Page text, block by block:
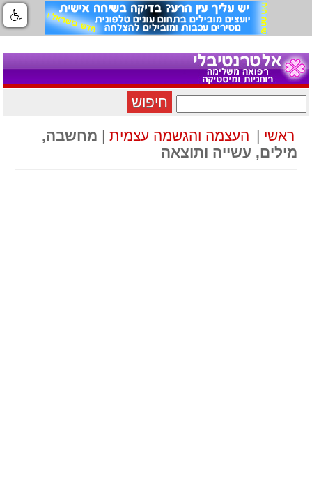
חיפוש
ראשי | העצמה והגשמה עצמית | מחשבה,
מילים, עשייה ותוצאה